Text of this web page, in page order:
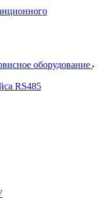
оборудование
RS485